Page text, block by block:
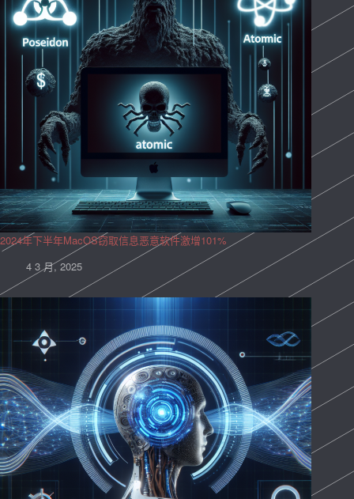
2024年下半年MacOS窃取信息恶意软件激增101%
4 3 月, 2025